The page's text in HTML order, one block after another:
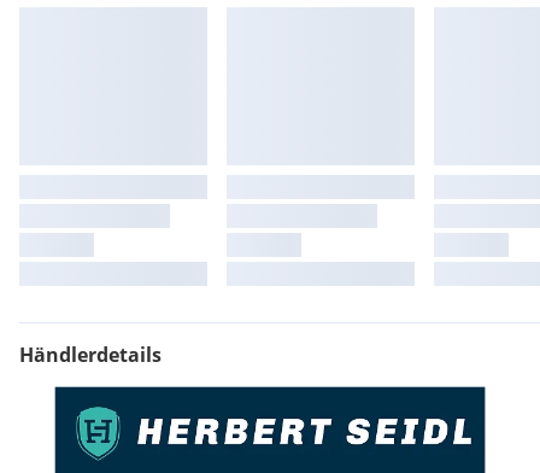
Händlerdetails